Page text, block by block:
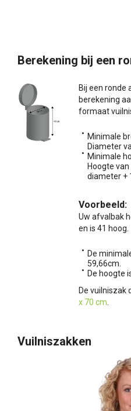
Berekening bij een
Bij een ronde
berekening
formaat
Minimale
Diameter
Minimale
Hoogte
diameter +
Voorbeeld:
Uw afvalbak
en is 41 hoog.
De
59,66cm.
De hoogte
De vuilniszak
x 70 cm
Vuilniszakken